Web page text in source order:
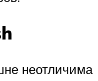
неотличима